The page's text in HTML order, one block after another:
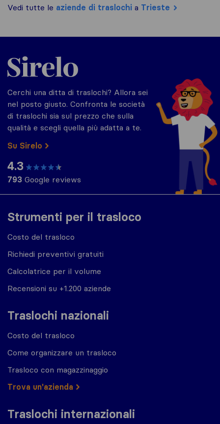
Vedi tutte le aziende di traslochi a Trieste
Strumenti per il trasloco
Costo del trasloco
Richiedi preventivi gratuiti
Calcolatrice per il volume
Recensioni su +1.200 aziende
Traslochi nazionali
Costo del trasloco
Come organizzare un trasloco
Trasloco con magazzinaggio
Trova un'azienda
Traslochi internazionali
Sirelo.it
Cerchi una ditta di traslochi? Allora sei
nel posto giusto. Confronta le società
di traslochi sia sul prezzo che sulla
qualità e scegli quella più adatta a te.
Su Sirelo
4.3
793 Google reviews